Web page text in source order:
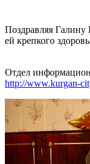
Поздравляя
ей крепкого
Отдел
http://www.kurgan-